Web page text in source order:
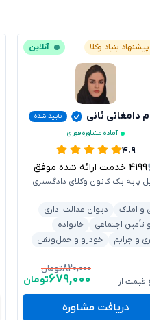
پیشنهاد بنیاد وکلا آنلاین
دامغانی ثانی
تایید شده
آماده مشاوره فوری
۴.۹
۴۱۹۹ خدمت ارائه شده موفق
پایه یک کانون وکلای دادگستری
و املاک
دیوان عدالت اداری
تأمین اجتماعی
خانواده
و جرایم
خودرو و حمل‌ونقل
قیمت از
۸۲۰,۰۰۰تومان
۶۷۹,۰۰۰تومان
دریافت مشاوره